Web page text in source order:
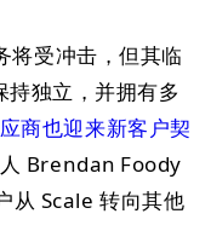
将受冲击，但其临
持独立，并拥有多
商也迎来新客户契
Brendan Foody
从 Scale 转向其他